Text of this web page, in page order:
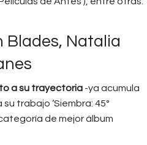
Blades, Natalia
a su trayectoria -ya acumula
trabajo ‘Siembra: 45º
de mejor álbum